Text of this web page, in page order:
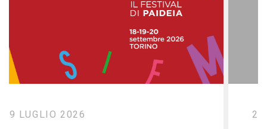
28 LUGLIO 2026